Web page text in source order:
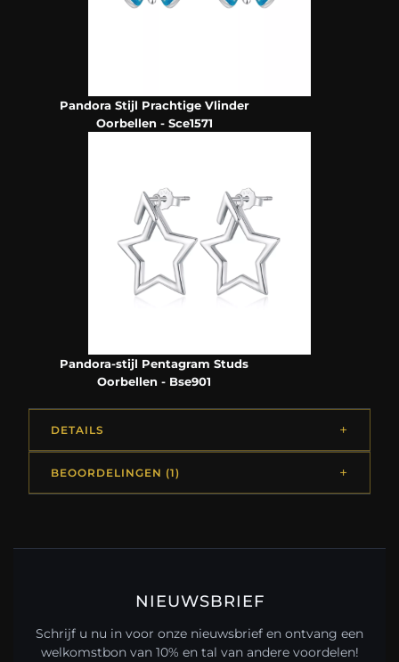
Pandora Stijl Prachtige Vlinder
Oorbellen - Sce1571
Pandora-stijl Pentagram Studs
Oorbellen - Bse901
DETAILS
BEOORDELINGEN (1)
NIEUWSBRIEF
Schrijf u nu in voor onze nieuwsbrief en ontvang een
welkomstbon van 10% en tal van andere voordelen!